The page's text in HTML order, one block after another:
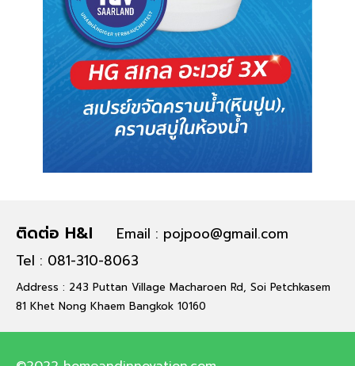
ติดต่อ H&I
Email : pojpoo@gmail.com
Tel : 081-310-8063
Address : 243 Puttan Village Macharoen Rd, Soi Petchkasem
81 Khet Nong Khaem Bangkok 10160